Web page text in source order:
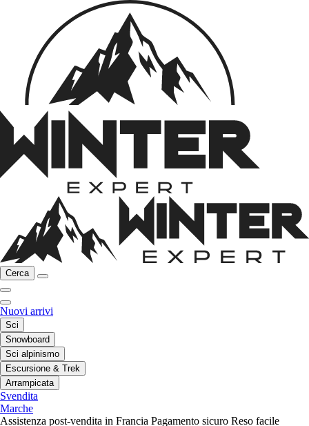
Cerca
Nuovi arrivi
Sci
Snowboard
Sci alpinismo
Escursione & Trek
Arrampicata
Svendita
Marche
Assistenza post-vendita in Francia Pagamento sicuro Reso facile